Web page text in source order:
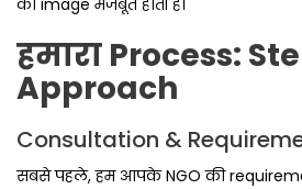
हमारा Process:
Approach
Consultation &
सबसे पहले, हम आपके NGO की